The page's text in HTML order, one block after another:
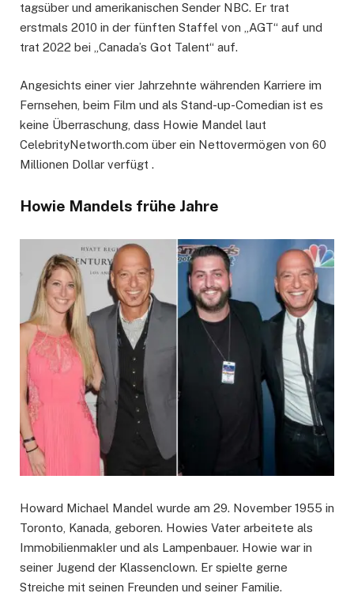
tagsüber und amerikanischen Sender NBC. Er trat
erstmals 2010 in der fünften Staffel von „AGT“ auf und
trat 2022 bei „Canada’s Got Talent“ auf.
Angesichts einer vier Jahrzehnte währenden Karriere im
Fernsehen, beim Film und als Stand-up-Comedian ist es
keine Überraschung, dass Howie Mandel laut
CelebrityNetworth.com über ein Nettovermögen von 60
Millionen Dollar verfügt .
Howie Mandels frühe Jahre
Howard Michael Mandel wurde am 29. November 1955 in
Toronto, Kanada, geboren. Howies Vater arbeitete als
Immobilienmakler und als Lampenbauer. Howie war in
seiner Jugend der Klassenclown. Er spielte gerne
Streiche mit seinen Freunden und seiner Familie.